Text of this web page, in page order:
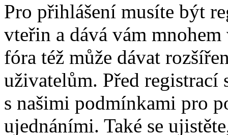
Pro přihlášení musíte být
vteřin a dává vám
fóra též může dávat
uživatelům. Před registrací
s našimi podmínkami pro
ujednáními. Také se